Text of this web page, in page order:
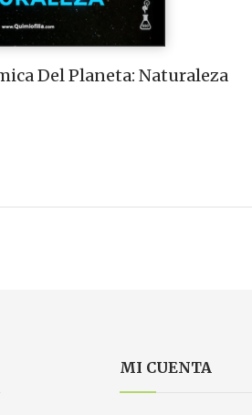
Del Planeta: Naturaleza
MI CUENTA